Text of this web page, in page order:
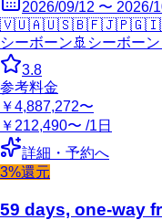
2026/09/12 〜 2026/
🇻🇺🇦🇺🇸🇧🇫🇯🇵🇬
シーボーン 🚢 シーボー
3.8
参考料金
￥4,887,272〜
￥212,490〜 /1日
詳細・予約へ
3%還元
59 days, one-way